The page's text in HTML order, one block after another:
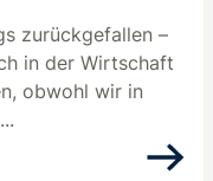
zurückgefallen –
in der Wirtschaft
obwohl wir in